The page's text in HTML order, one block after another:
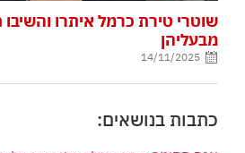
שוטרי טירת כרמל איתרו והשיבו
מבעליהן
14/11/2025
כתבות בנושאים: